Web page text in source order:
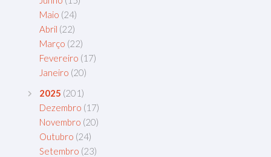
Maio (24)
Abril (22)
Março (22)
Fevereiro (17)
Janeiro (20)
2025 (201)
Dezembro (17)
Novembro (20)
Outubro (24)
Setembro (23)